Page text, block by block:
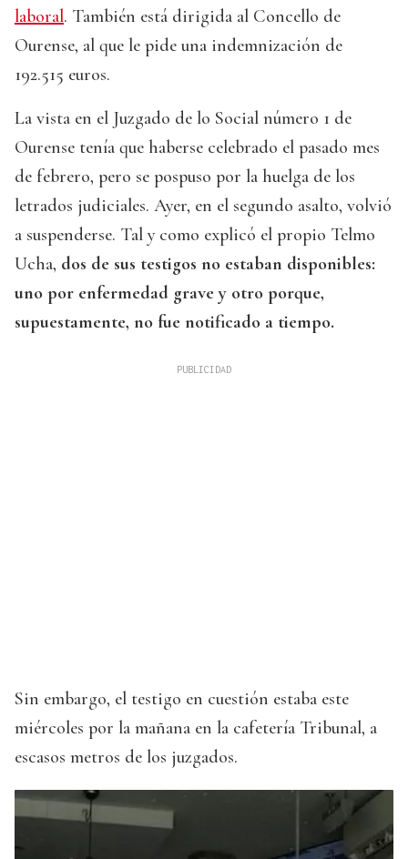
laboral. También está dirigida al Concello de
Ourense, al que le pide una indemnización de
192.515 euros.
La vista en el Juzgado de lo Social número 1 de
Ourense tenía que haberse celebrado el pasado mes
de febrero, pero se pospuso por la huelga de los
letrados judiciales. Ayer, en el segundo asalto, volvió
a suspenderse. Tal y como explicó el propio Telmo
Ucha, dos de sus testigos no estaban disponibles:
uno por enfermedad grave y otro porque,
supuestamente, no fue notificado a tiempo.
Sin embargo, el testigo en cuestión estaba este
miércoles por la mañana en la cafetería Tribunal, a
escasos metros de los juzgados.